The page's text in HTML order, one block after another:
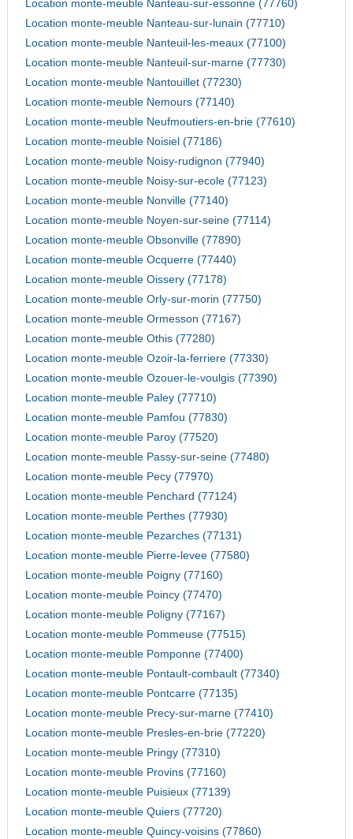
Location monte-meuble Nanteau-sur-essonne (77760)
Location monte-meuble Nanteau-sur-lunain (77710)
Location monte-meuble Nanteuil-les-meaux (77100)
Location monte-meuble Nanteuil-sur-marne (77730)
Location monte-meuble Nantouillet (77230)
Location monte-meuble Nemours (77140)
Location monte-meuble Neufmoutiers-en-brie (77610)
Location monte-meuble Noisiel (77186)
Location monte-meuble Noisy-rudignon (77940)
Location monte-meuble Noisy-sur-ecole (77123)
Location monte-meuble Nonville (77140)
Location monte-meuble Noyen-sur-seine (77114)
Location monte-meuble Obsonville (77890)
Location monte-meuble Ocquerre (77440)
Location monte-meuble Oissery (77178)
Location monte-meuble Orly-sur-morin (77750)
Location monte-meuble Ormesson (77167)
Location monte-meuble Othis (77280)
Location monte-meuble Ozoir-la-ferriere (77330)
Location monte-meuble Ozouer-le-voulgis (77390)
Location monte-meuble Paley (77710)
Location monte-meuble Pamfou (77830)
Location monte-meuble Paroy (77520)
Location monte-meuble Passy-sur-seine (77480)
Location monte-meuble Pecy (77970)
Location monte-meuble Penchard (77124)
Location monte-meuble Perthes (77930)
Location monte-meuble Pezarches (77131)
Location monte-meuble Pierre-levee (77580)
Location monte-meuble Poigny (77160)
Location monte-meuble Poincy (77470)
Location monte-meuble Poligny (77167)
Location monte-meuble Pommeuse (77515)
Location monte-meuble Pomponne (77400)
Location monte-meuble Pontault-combault (77340)
Location monte-meuble Pontcarre (77135)
Location monte-meuble Precy-sur-marne (77410)
Location monte-meuble Presles-en-brie (77220)
Location monte-meuble Pringy (77310)
Location monte-meuble Provins (77160)
Location monte-meuble Puisieux (77139)
Location monte-meuble Quiers (77720)
Location monte-meuble Quincy-voisins (77860)